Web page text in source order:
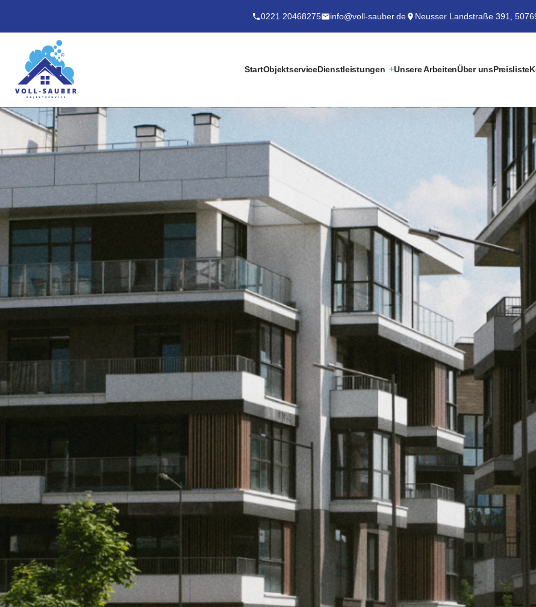
0221 20468275 info@voll-sauber.de Neusser Landstraße 391,
StartObjektserviceDienstleistungen Unsere ArbeitenÜber unsPreisliste